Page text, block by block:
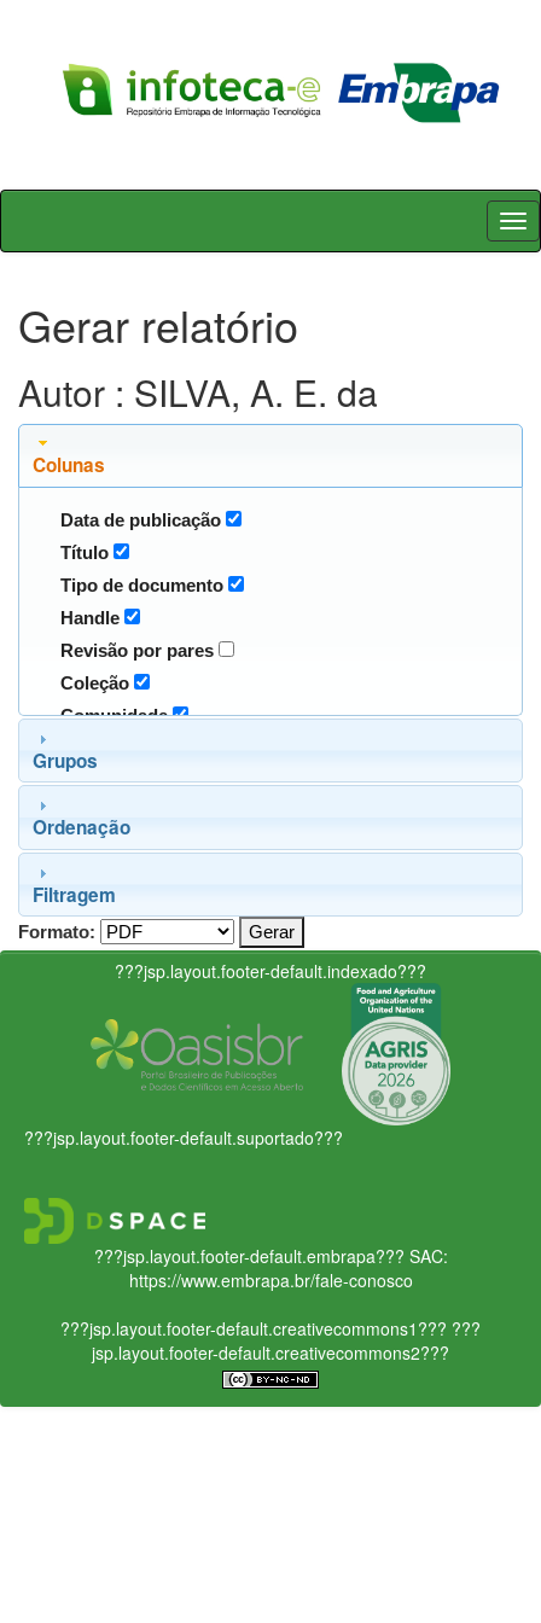
Skip
Gerar relatório
Autor : SILVA, A. E. da
Colunas
Data de publicação
Título
Tipo de documento
Handle
Revisão por pares
Coleção
Comunidade
Grupos
Ordenação
Filtragem
Formato:
???jsp.layout.footer-default.indexado???
???jsp.layout.footer-default.suportado???
???jsp.layout.footer-default.embrapa??? SAC:
https://www.embrapa.br/fale-conosco
???jsp.layout.footer-default.creativecommons1??? ???
jsp.layout.footer-default.creativecommons2???